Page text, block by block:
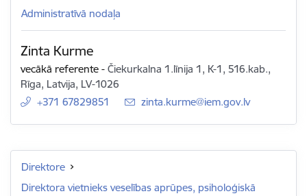
Administratīvā nodaļa
Zinta Kurme
vecākā referente -Čiekurkalna 1.līnija 1, K-1, 516.kab.,
Rīga, Latvija, LV-1026
+371 67829851
E-pasts:
zinta.kurme@iem.gov.lv
Direktore
Direktora vietnieks veselības aprūpes, psiholoģiskā